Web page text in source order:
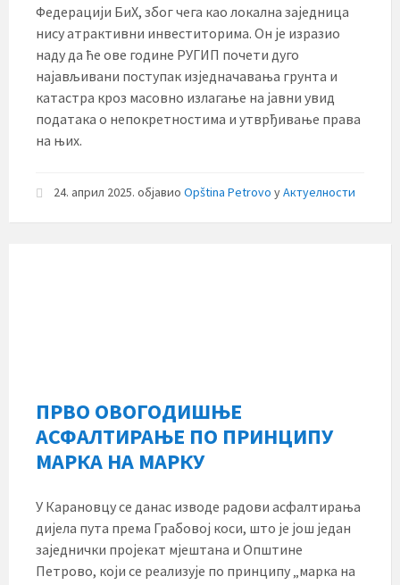
Федерацији БиХ, због чега као локална заједница
нису атрактивни инвеститорима. Он је изразио
наду да ће ове године РУГИП почети дуго
најављивани поступак изједначавања грунта и
катастра кроз масовно излагање на јавни увид
података о непокретностима и утврђивање права
на њих.
24. април 2025. објавио Opština Petrovo уАктуелности
ПРВО ОВОГОДИШЊЕ
АСФАЛТИРАЊЕ ПО ПРИНЦИПУ
МАРКА НА МАРКУ
У Карановцу се данас изводе радови асфалтирања
дијела пута према Грабовој коси, што је још један
заједнички пројекат мјештана и Општине
Петрово, који се реализује по принципу „марка на